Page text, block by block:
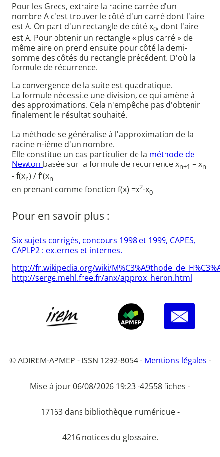
Pour les Grecs, extraire la racine carrée d'un
nombre A c'est trouver le côté d'un carré dont l'aire
est A. On part d'un rectangle de côté x0, dont l'aire
est A. Pour obtenir un rectangle « plus carré » de
même aire on prend ensuite pour côté la demi-
somme des côtés du rectangle précédent. D'où la
formule de récurrence.
La convergence de la suite est quadratique.
La formule nécessite une division, ce qui amène à
des approximations. Cela n'empêche pas d'obtenir
finalement le résultat souhaité.
La méthode se généralise à l'approximation de la
racine n-ième d'un nombre.
Elle constitue un cas particulier de la méthode de
Newton basée sur la formule de récurrence xn+1 = xn
- f(xn) / f'(xn
en prenant comme fonction f(x) =x2-x0
Pour en savoir plus :
Six sujets corrigés, concours 1998 et 1999, CAPES,
CAPLP2 : externes et internes.
http://fr.wikipedia.org/wiki/
http://serge.mehl.free.fr/anx/approx_heron.html
© ADIREM-APMEP - ISSN 1292-8054 - Mentions légales -
Mise à jour 06/08/2026 19:23 -42558 fiches -
17163 dans bibliothèque numérique -
4216 notices du glossaire.